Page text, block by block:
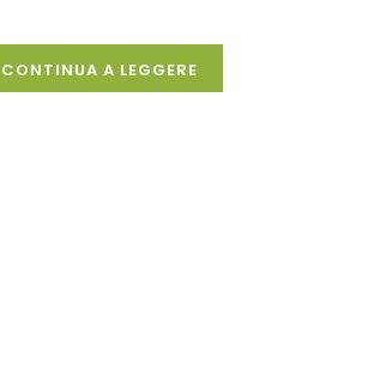
CONTINUA A LEGGERE